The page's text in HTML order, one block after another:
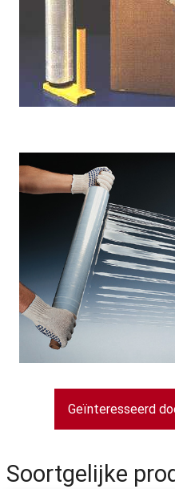
Geïnteresseerd
Soortgelijke